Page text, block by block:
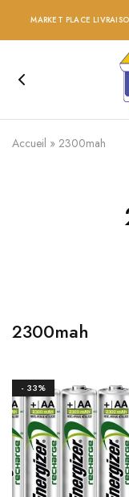
MARKET PLACE
Accueil » 2300mah
2300mah
- 33%